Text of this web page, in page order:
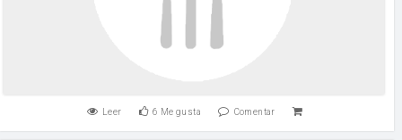
Leer 6 Me gusta Comentar